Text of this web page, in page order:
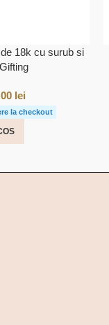
18k cu surub si
lei
la checkout